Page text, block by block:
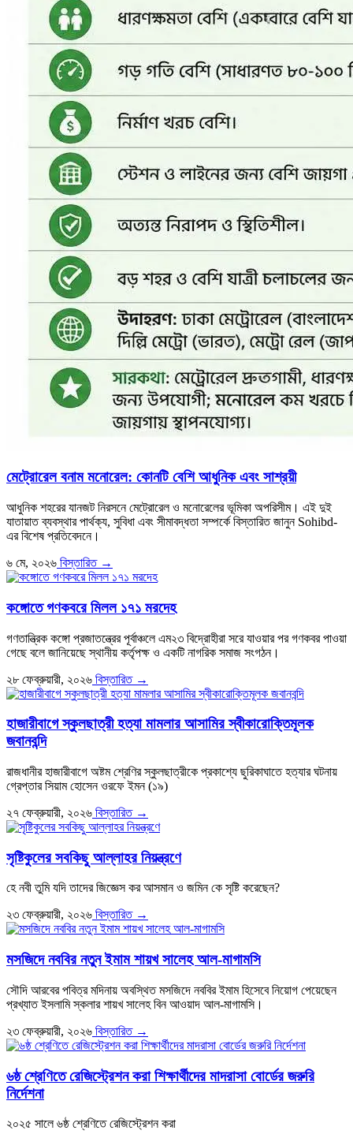
মেট্রোরেল বনাম মনোরেল: কোনটি বেশি আধুনিক এবং সাশ্রয়ী
আধুনিক শহরের যানজট নিরসনে মেট্রোরেল ও মনোরেলের ভূমিকা অপরিসীম। এই দুই
যাতায়াত ব্যবস্থার পার্থক্য, সুবিধা এবং সীমাবদ্ধতা সম্পর্কে বিস্তারিত জানুন Sohibd-
এর বিশেষ প্রতিবেদনে।
৬ মে, ২০২৬ বিস্তারিত →
কঙ্গোতে গণকবরে মিলল ১৭১ মরদেহ
গণতান্ত্রিক কঙ্গো প্রজাতন্ত্রের পূর্বাঞ্চলে এম২৩ বিদ্রোহীরা সরে যাওয়ার পর গণকবর পাওয়া
গেছে বলে জানিয়েছে স্থানীয় কর্তৃপক্ষ ও একটি নাগরিক সমাজ সংগঠন।
২৮ ফেব্রুয়ারী, ২০২৬ বিস্তারিত →
হাজারীবাগে স্কুলছাত্রী হত্যা মামলার আসামির স্বীকারোক্তিমূলক
জবানবন্দি
রাজধানীর হাজারীবাগে অষ্টম শ্রেণির স্কুলছাত্রীকে প্রকাশ্যে ছুরিকাঘাতে হত্যার ঘটনায়
গ্রেপ্তার সিয়াম হোসেন ওরফে ইমন (১৯)
২৭ ফেব্রুয়ারী, ২০২৬ বিস্তারিত →
সৃষ্টিকুলের সবকিছু আল্লাহর নিয়ন্ত্রণে
হে নবী তুমি যদি তাদের জিজ্ঞেস কর আসমান ও জমিন কে সৃষ্টি করেছেন?
২৩ ফেব্রুয়ারী, ২০২৬ বিস্তারিত →
মসজিদে নববির নতুন ইমাম শায়খ সালেহ আল-মাগামসি
সৌদি আরবের পবিত্র মদিনায় অবস্থিত মসজিদে নববির ইমাম হিসেবে নিয়োগ পেয়েছেন
প্রখ্যাত ইসলামি স্কলার শায়খ সালেহ বিন আওয়াদ আল-মাগামসি।
২৩ ফেব্রুয়ারী, ২০২৬ বিস্তারিত →
৬ষ্ঠ শ্রেণিতে রেজিস্ট্রেশন করা শিক্ষার্থীদের মাদরাসা বোর্ডের জরুরি
নির্দেশনা
২০২৫ সালে ৬ষ্ঠ শ্রেণিতে রেজিস্ট্রেশন করা